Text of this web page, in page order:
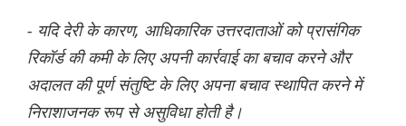
- यदि देरी के कारण, आधिकारिक उत्तरदाताओं को प्रासंगिक
रिकॉर्ड की कमी के लिए अपनी कार्रवाई का बचाव करने और
अदालत की पूर्ण संतुष्टि के लिए अपना बचाव स्थापित करने में
निराशाजनक रूप से असुविधा होती है।